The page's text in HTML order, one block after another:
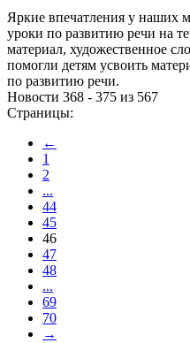
Яркие впечатления у наших
уроки по развитию речи на
материал, художественное
помогли детям усвоить
по развитию речи.
Новости 368 - 375 из 567
Страницы:
←
1
2
...
44
45
46
47
48
...
69
70
→